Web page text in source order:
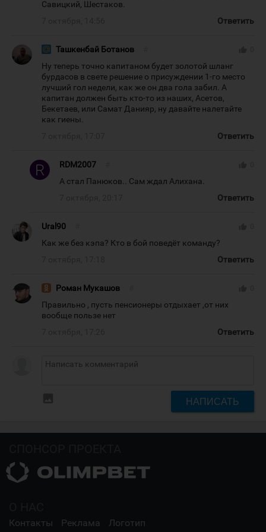
Савицкий, Шестаков.
Ответить
Ташкенбай Ботанов
Ну теперь точно капитаном будет золотой шланг
бурдасов в свете решение о присуждении 1-го место
лучший гол недели, как же он два гола забил. А
капитан должен быть кто-то из наших, Асетов,
Бекетаев, или Самат Данияр, ну давайте налетайте
как гиены.
Ответить
RDM2007
А стал Панюков.. Сам ждал Алихана.
Ответить
Ural90
Как же без кэпа? Кто в бой поведёт команду?
Ответить
Роман Мукашов
Правильно , пусть пенсионеры отдыхает ,от них
вообще пользе нет
Ответить
НАПИСАТЬ
Контакты Реклама Логотип